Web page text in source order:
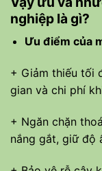
nghiệp là gì?
Ưu điểm của
+ Giảm thiếu tối
gian và chi phí
+ Ngăn chặn
nắng gắt, giữ độ